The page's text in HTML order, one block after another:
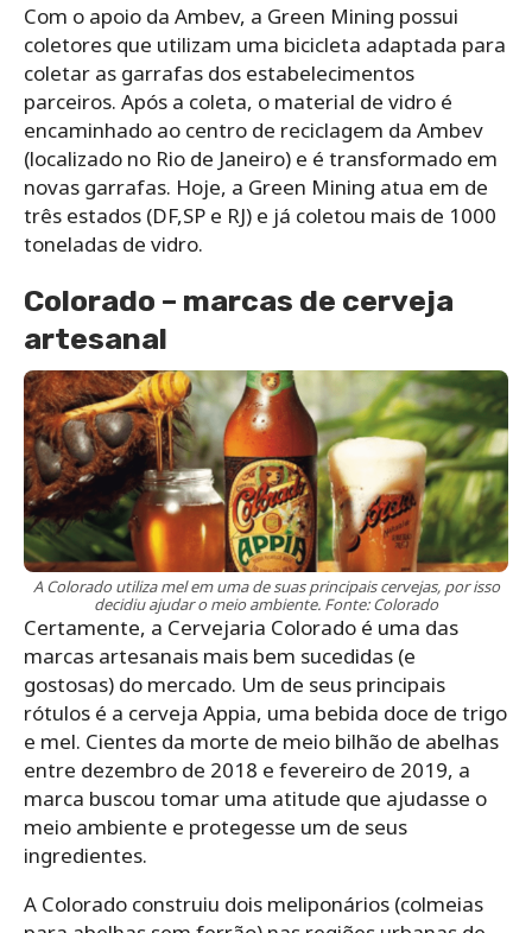
Com o apoio da Ambev, a Green Mining possui
coletores que utilizam uma bicicleta adaptada para
coletar as garrafas dos estabelecimentos
parceiros. Após a coleta, o material de vidro é
encaminhado ao centro de reciclagem da Ambev
(localizado no Rio de Janeiro) e é transformado em
novas garrafas. Hoje, a Green Mining atua em de
três estados (DF,SP e RJ) e já coletou mais de 1000
toneladas de vidro.
Colorado – marcas de cerveja
artesanal
A Colorado utiliza mel em uma de suas principais cervejas, por isso
decidiu ajudar o meio ambiente. Fonte: Colorado
Certamente, a Cervejaria Colorado é uma das
marcas artesanais mais bem sucedidas (e
gostosas) do mercado. Um de seus principais
rótulos é a cerveja Appia, uma bebida doce de trigo
e mel. Cientes da morte de meio bilhão de abelhas
entre dezembro de 2018 e fevereiro de 2019, a
marca buscou tomar uma atitude que ajudasse o
meio ambiente e protegesse um de seus
ingredientes.
A Colorado construiu dois meliponários (colmeias